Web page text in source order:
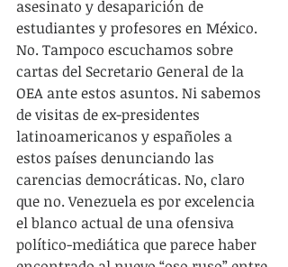
asesinato y desaparición de
estudiantes y profesores en México.
No. Tampoco escuchamos sobre
cartas del Secretario General de la
OEA ante estos asuntos. Ni sabemos
de visitas de ex-presidentes
latinoamericanos y españoles a
estos países denunciando las
carencias democráticas. No, claro
que no. Venezuela es por excelencia
el blanco actual de una ofensiva
político-mediática que parece haber